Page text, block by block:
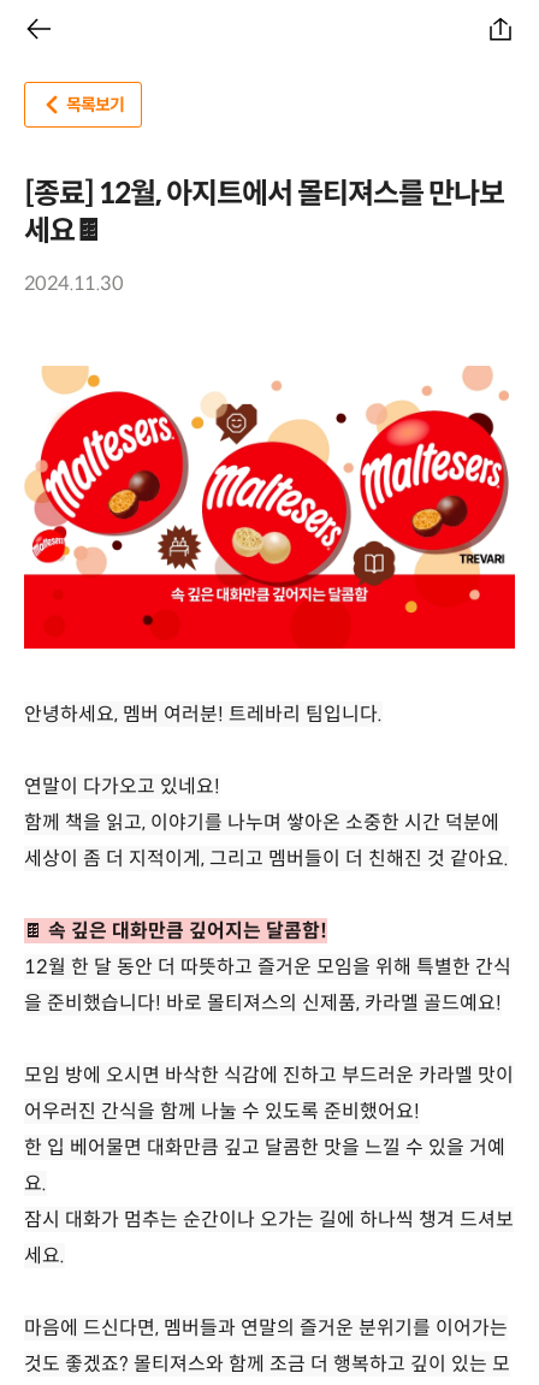
목록보기
[종료] 12월, 아지트에서 몰티져스를 만나보
세요🍫
2024.11.30
안녕하세요, 멤버 여러분! 트레바리 팀입니다.
연말이 다가오고 있네요!
함께 책을 읽고, 이야기를 나누며 쌓아온 소중한 시간 덕분에
세상이 좀 더 지적이게, 그리고 멤버들이 더 친해진 것 같아요.
🍫 속 깊은 대화만큼 깊어지는 달콤함!
12월 한 달 동안 더 따뜻하고 즐거운 모임을 위해 특별한 간식
을 준비했습니다! 바로 몰티져스의 신제품, 카라멜 골드예요!
모임 방에 오시면 바삭한 식감에 진하고 부드러운 카라멜 맛이
어우러진 간식을 함께 나눌 수 있도록 준비했어요!
한 입 베어물면 대화만큼 깊고 달콤한 맛을 느낄 수 있을 거예
요.
잠시 대화가 멈추는 순간이나 오가는 길에 하나씩 챙겨 드셔보
세요.
마음에 드신다면, 멤버들과 연말의 즐거운 분위기를 이어가는
것도 좋겠죠? 몰티져스와 함께 조금 더 행복하고 깊이 있는 모